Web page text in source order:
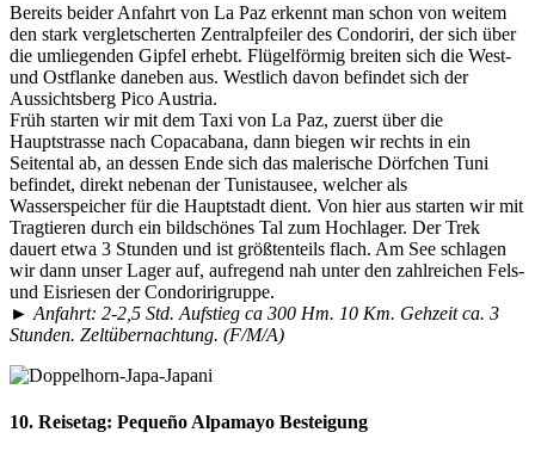
Bereits beider Anfahrt von La Paz erkennt man schon von weitem
den stark vergletscherten Zentralpfeiler des Condoriri, der sich über
die umliegenden Gipfel erhebt. Flügelförmig breiten sich die West-
und Ostflanke daneben aus. Westlich davon befindet sich der
Aussichtsberg Pico Austria.
Früh starten wir mit dem Taxi von La Paz, zuerst über die
Hauptstrasse nach Copacabana, dann biegen wir rechts in ein
Seitental ab, an dessen Ende sich das malerische Dörfchen Tuni
befindet, direkt nebenan der Tunistausee, welcher als
Wasserspeicher für die Hauptstadt dient. Von hier aus starten wir mit
Tragtieren durch ein bildschönes Tal zum Hochlager. Der Trek
dauert etwa 3 Stunden und ist größtenteils flach. Am See schlagen
wir dann unser Lager auf, aufregend nah unter den zahlreichen Fels-
und Eisriesen der Condoririgruppe.
► Anfahrt: 2-2,5 Std. Aufstieg ca 300 Hm. 10 Km. Gehzeit ca. 3
Stunden. Zeltübernachtung. (F/M/A)
10. Reisetag: Pequeño Alpamayo Besteigung